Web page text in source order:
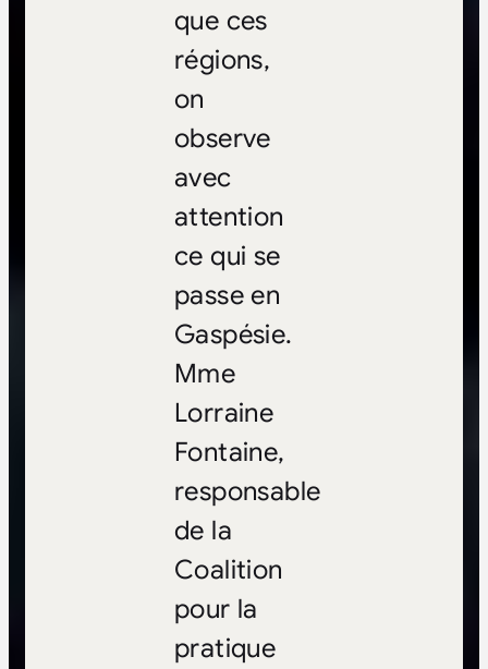
que ces
régions,
on
observe
avec
attention
ce qui se
passe en
Gaspésie.
Mme
Lorraine
Fontaine,
responsable
de la
Coalition
pour la
pratique